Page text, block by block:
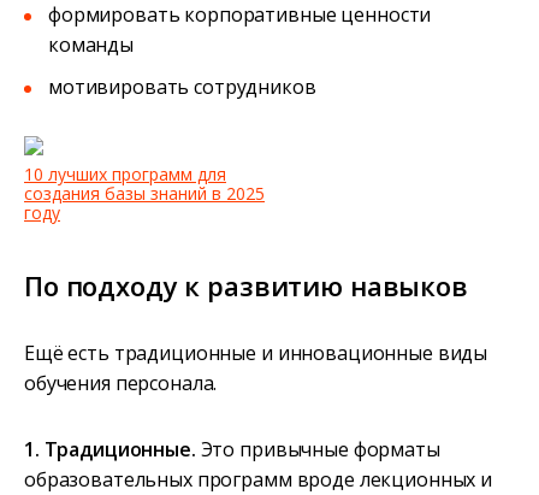
формировать корпоративные ценности
команды
мотивировать сотрудников
10 лучших программ для
создания базы знаний в 2025
году
По подходу к развитию навыков
Ещё есть традиционные и инновационные виды
обучения персонала.
1. Традиционные. Это привычные форматы
образовательных программ вроде лекционных и